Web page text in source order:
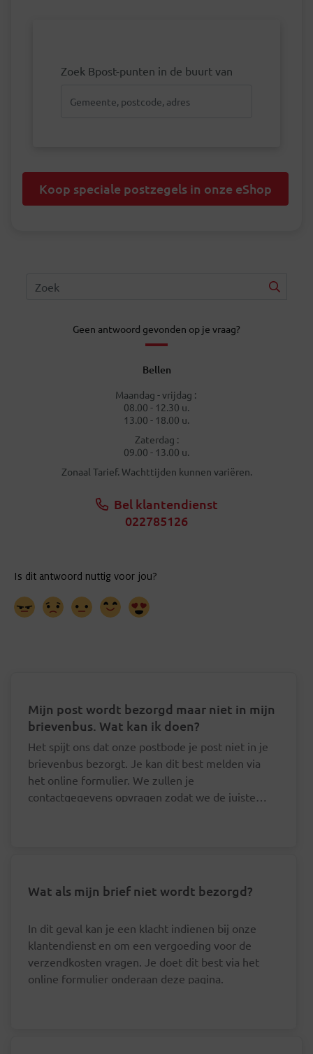
Zoek Bpost-punten in de buurt van
Koop speciale postzegels in onze eShop
Geen antwoord gevonden op je vraag?
Bellen
Maandag - vrijdag :
08.00 - 12.30 u.
13.00 - 18.00 u.
Zaterdag :
09.00 - 13.00 u.
Zonaal Tarief. Wachttijden kunnen variëren.
Bel klantendienst
022785126
Mijn post wordt bezorgd maar niet in mijn
brievenbus. Wat kan ik doen?
Het spijt ons dat onze postbode je post niet in je
brievenbus bezorgt. Je kan dit best melden via
het online formulier. We zullen je
contactgegevens opvragen zodat we de juiste
Wat als mijn brief niet wordt bezorgd?
In dit geval kan je een klacht indienen bij onze
klantendienst en om een vergoeding voor de
verzendkosten vragen. Je doet dit best via het
online formulier onderaan deze pagina.